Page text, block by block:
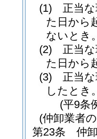
(1)
正当
た日から
ないとき
(2)
正当
た日から
(3)
正当
したとき
(平9条
(仲卸業者
第23条
仲